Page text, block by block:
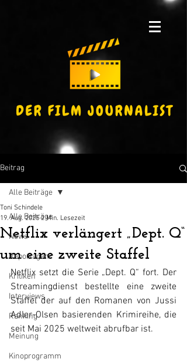
Beitrag
Alle Beiträge
News
Reportagen
Kritiken
Interviews
Ranking
Meinung
Kinoprogramm
Alle Beiträge
Netflix verlängert „Dept. Q“
um eine zweite Staffel
Toni Schindele
19. Aug. 2025 2 Min. Lesezeit
Netflix setzt die Serie „Dept. Q“ fort. Der
Streamingdienst bestellte eine zweite
Staffel der auf den Romanen von Jussi
Adler-Olsen basierenden Krimireihe, die
seit Mai 2025 weltweit abrufbar ist.